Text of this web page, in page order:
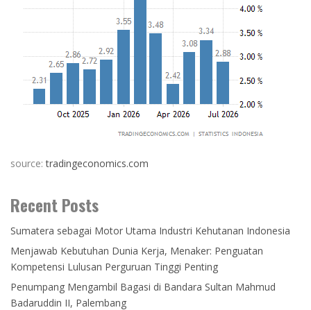
source:tradingeconomics.com
Recent Posts
Sumatera sebagai Motor Utama Industri Kehutanan Indonesia
Menjawab Kebutuhan Dunia Kerja, Menaker: Penguatan
Kompetensi Lulusan Perguruan Tinggi Penting
Penumpang Mengambil Bagasi di Bandara Sultan Mahmud
Badaruddin II, Palembang